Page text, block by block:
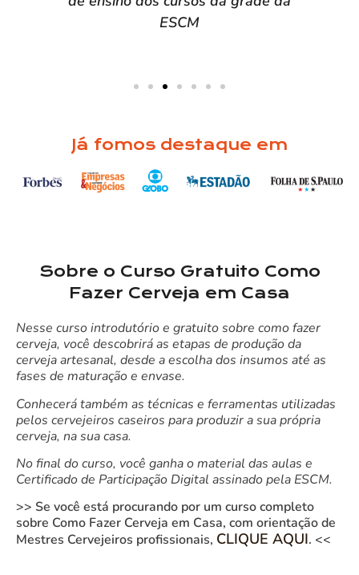
ESCM
Já fomos destaque em
Sobre o Curso Gratuito Como
Fazer Cerveja em Casa
Nesse curso introdutório e gratuito sobre como fazer
cerveja, você descobrirá as etapas de produção da
cerveja artesanal, desde a escolha dos insumos até as
fases de maturação e envase.
Conhecerá também as técnicas e ferramentas utilizadas
pelos cervejeiros caseiros para produzir a sua própria
cerveja, na sua casa.
No final do curso, você ganha o material das aulas e
Certificado de Participação Digital assinado pela ESCM.
>> Se você está procurando por um curso completo
sobre Como Fazer Cerveja em Casa, com orientação de
Mestres Cervejeiros profissionais, CLIQUE AQUI. <<